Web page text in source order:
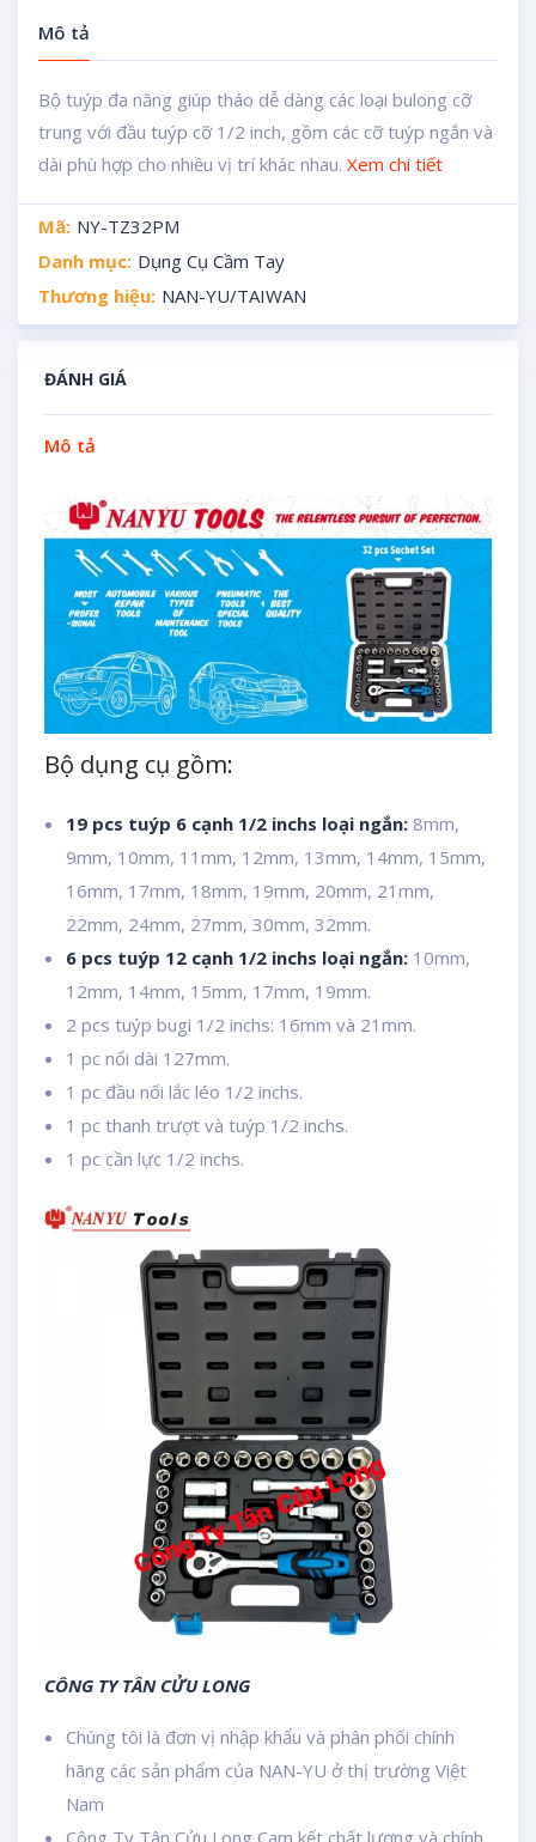
Mô tả
Bộ tuýp đa năng giúp tháo dễ dàng các loại bulong cỡ
trung với đầu tuýp cỡ 1/2 inch, gồm các cỡ tuýp ngắn và
dài phù hợp cho nhiều vị trí khác nhau. Xem chi tiết
Mã: NY-TZ32PM
Danh mục: Dụng Cụ Cầm Tay
Thương hiệu: NAN-YU/TAIWAN
ĐÁNH GIÁ
Mô tả
Bộ dụng cụ gồm:
19 pcs tuýp 6 cạnh 1/2 inchs loại ngắn: 8mm,
9mm, 10mm, 11mm, 12mm, 13mm, 14mm, 15mm,
16mm, 17mm, 18mm, 19mm, 20mm, 21mm,
22mm, 24mm, 27mm, 30mm, 32mm.
6 pcs tuýp 12 cạnh 1/2 inchs loại ngắn: 10mm,
12mm, 14mm, 15mm, 17mm, 19mm.
2 pcs tuýp bugi 1/2 inchs: 16mm và 21mm.
1 pc nối dài 127mm.
1 pc đầu nối lắc léo 1/2 inchs.
1 pc thanh trượt và tuýp 1/2 inchs.
1 pc cần lực 1/2 inchs.
CÔNG TY TÂN CỬU LONG
Chúng tôi là đơn vị nhập khẩu và phân phối chính
hãng các sản phẩm của NAN-YU ở thị trường Việt
Nam